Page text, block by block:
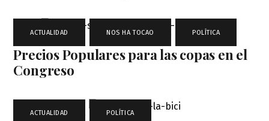
ACTUALIDAD NOS HA TOCAO POLÍTICA
Precios Populares para las copas en el
Congreso
ACTUALIDAD POLÍTICA